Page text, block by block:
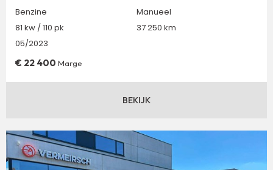
Benzine
Manueel
81 kw / 110 pk
37 250 km
05/2023
€ 22 400 Marge
BEKIJK